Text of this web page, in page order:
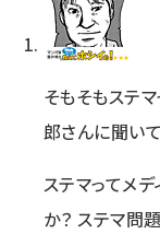
そもそもステ
郎さんに聞い
ステマってメ
か？ ステマ問